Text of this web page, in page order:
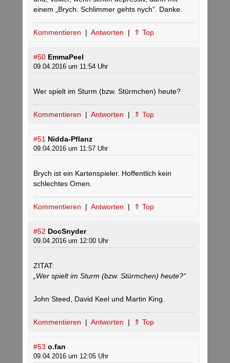
einem „Brych. Schlimmer gehts nych“. Danke.
Kommentieren | Antworten | ⇑ Top
#50 EmmaPeel
09.04.2016 um 11:54 Uhr
Wer spielt im Sturm (bzw. Stürmchen) heute?
Kommentieren | Antworten | ⇑ Top
#51 Nidda-Pflanz
09.04.2016 um 11:57 Uhr
Brych ist ein Kartenspieler. Hoffentlich kein
schlechtes Omen.
Kommentieren | Antworten | ⇑ Top
#52 DocSnyder
09.04.2016 um 12:00 Uhr
ZITAT:
„Wer spielt im Sturm (bzw. Stürmchen) heute?“
John Steed, David Keel und Martin King.
Kommentieren | Antworten | ⇑ Top
#53 o.fan
09.04.2016 um 12:05 Uhr